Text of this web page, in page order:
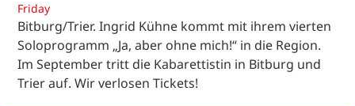
Friday
Bitburg/Trier. Ingrid Kühne kommt mit ihrem vierten
Soloprogramm „Ja, aber ohne mich!“ in die Region.
Im September tritt die Kabarettistin in Bitburg und
Trier auf. Wir verlosen Tickets!